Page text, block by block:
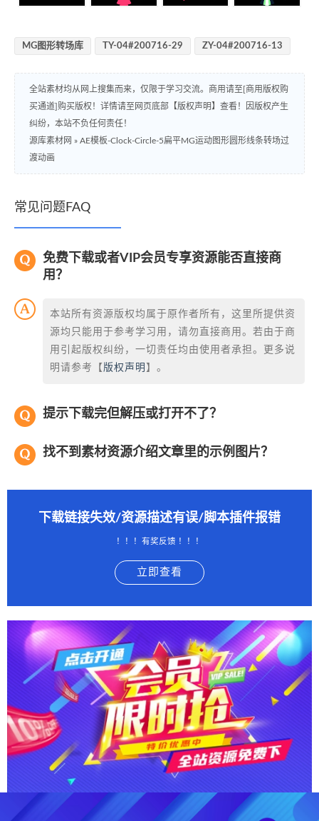
MG图形转场库 TY-04#200716-29 ZY-04#200716-13
全站素材均从网上搜集而来，仅限于学习交流。商用请至[商用版权购
买通道]购买版权！详情请至网页底部【版权声明】查看！因版权产生
纠纷，本站不负任何责任！
源库素材网 » AE模板-Clock-Circle-5扁平MG运动图形圆形线条转场过
渡动画
常见问题FAQ
免费下载或者VIP会员专享资源能否直接商
用？
本站所有资源版权均属于原作者所有，这里所提供资
源均只能用于参考学习用，请勿直接商用。若由于商
用引起版权纠纷，一切责任均由使用者承担。更多说
明请参考【 版权声明 】。
提示下载完但解压或打开不了？
找不到素材资源介绍文章里的示例图片？
下载链接失效/资源描述有误/脚本插件报错
！！！有奖反馈 ！！！
立即查看